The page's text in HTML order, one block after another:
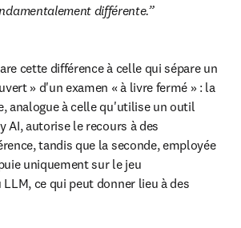
différente.
cette différence à celle qui sépare un
» d'un examen « à livre fermé » : la
analogue à celle qu'utilise un outil
AI, autorise le recours à des
tandis que la seconde, employée
uniquement sur le jeu
ce qui peut donner lieu à des